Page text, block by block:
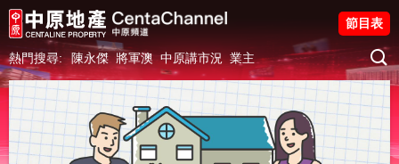
熱門搜尋: 陳永傑 將軍澳 中原講市況 業主
節目表